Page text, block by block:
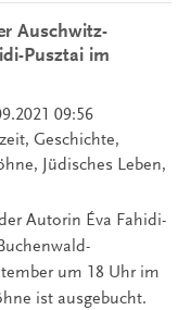
Auschwitz-
Pusztai im
09:56
Geschichte,
Jüdisches Leben,
Autorin Éva Fahidi-
um 18 Uhr im
ist ausgebucht.